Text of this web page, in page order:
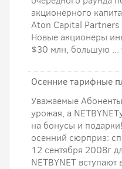
акционерного
Aton Capital Partners
Новые акционеры
$30 млн, большую ...
Осенние тарифные
Уважаемые
урожая, а
на бонусы и
осенний сюрприз:
12 сентября 2008г
NETBYNET